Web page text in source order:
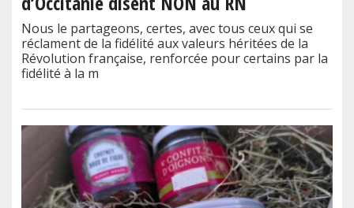
Nous le partageons, certes, avec tous ceux qui se
réclament de la fidélité aux valeurs héritées de la
Révolution française, renforcée pour certains par la
fidélité à la m